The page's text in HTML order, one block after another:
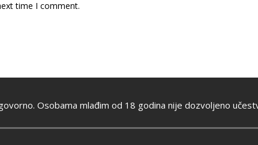
time I comment.
Osobama mlađim od 18 godina nije dozvoljeno